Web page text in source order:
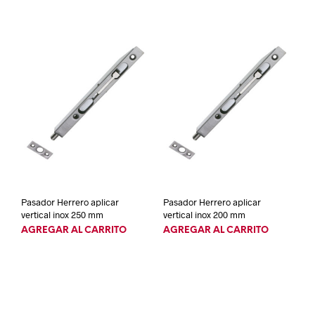
Pasador Herrero aplicar
vertical inox 250 mm
AGREGAR AL CARRITO
Pasador Herrero aplicar
vertical inox 200 mm
AGREGAR AL CARRITO